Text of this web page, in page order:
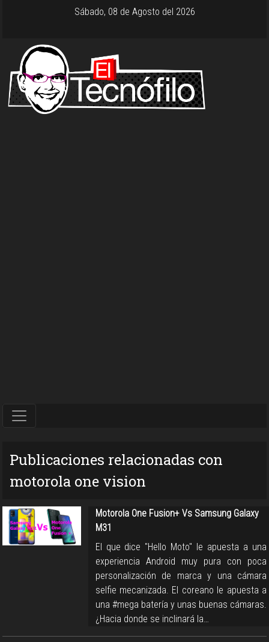
Sábado, 08 de Agosto del 2026
Publicaciones relacionadas con
motorola one vision
Motorola One Fusion+ Vs Samsung Galaxy
M31
El que dice "Hello Moto" le apuesta a una
experiencia Android muy pura con poca
personalización de marca y una cámara
selfie mecanizada. El coreano le apuesta a
una #mega batería y unas buenas cámaras.
¿Hacia donde se inclinará la…